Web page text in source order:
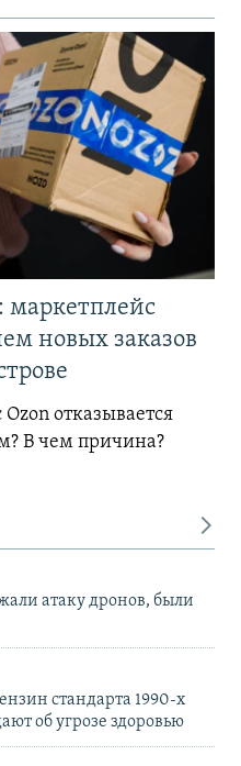
маркетплейс
новых заказов
отказывается
В чем причина?
атаку дронов, были
стандарта 1990-х
об угрозе здоровью